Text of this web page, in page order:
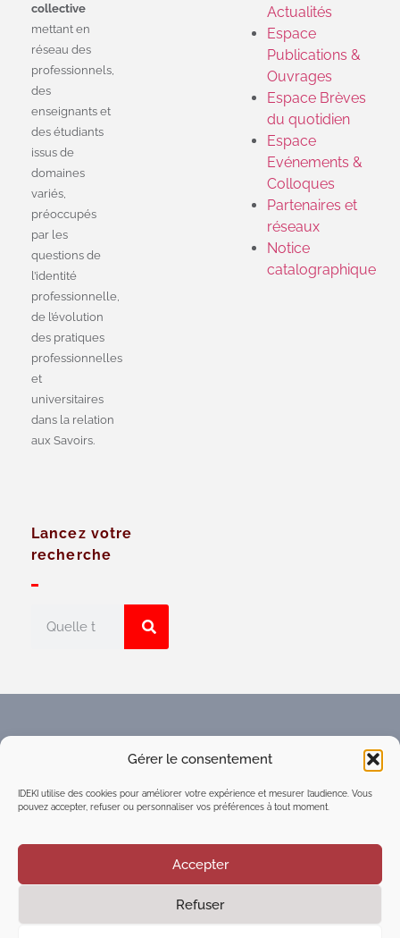
Gérer le consentement
IDEKI utilise des cookies pour améliorer votre expérience et mesurer l’audience. Vous
pouvez accepter, refuser ou personnaliser vos préférences à tout moment.
Accepter
Refuser
collective
mettant en
réseau des
professionnels,
des
enseignants et
des étudiants
issus de
domaines
variés,
préoccupés
par les
questions de
l’identité
professionnelle,
de l’évolution
des pratiques
professionnelles
et
universitaires
dans la relation
aux Savoirs.
Actualités
Espace
Publications &
Ouvrages
Espace Brèves
du quotidien
Espace
Evénements &
Colloques
Partenaires et
réseaux
Notice
catalographique
Lancez votre
recherche
numérique d'intelligence
collective du réseau IDEKI
©2021Executive Marketing & Communication| Tous